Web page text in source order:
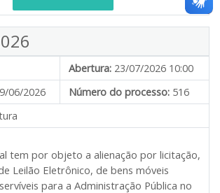
Abertura: 23/07/2026 10:00
06/2026 Número do processo: 516
tem por objeto a alienação por licitação,
Leilão Eletrônico, de bens móveis
para a Administração Pública no